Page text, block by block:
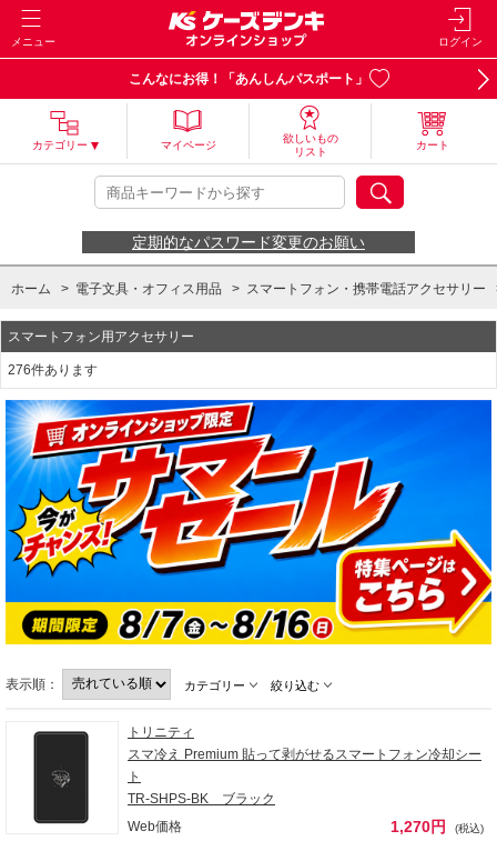
メニュー ログイン
こんなにお得！「あんしんパスポート」
カテゴリー マイページ
欲しいもの
リスト
カート
定期的なパスワード変更のお願い
ホーム > 電子文具・オフィス用品 > スマートフォン・携帯電話アクセサリー
スマートフォン用アクセサリー
276件あります
表示順： カテゴリー 絞り込む
トリニティ
スマ冷え Premium 貼って剥がせるスマートフォン冷却シー
ト
TR-SHPS-BK ブラック
Web価格
1,270円 (税込)